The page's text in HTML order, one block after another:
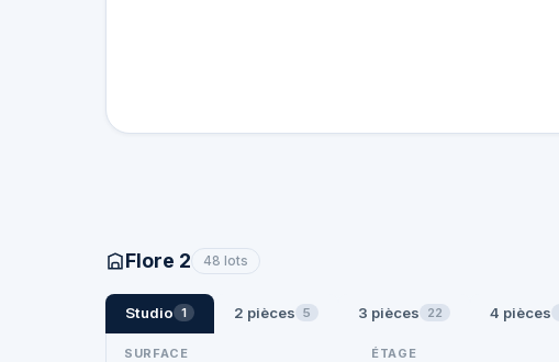
Flore 2 48 lots
Studio 1 2 pièces 5 3 pièces 22 4 pièces
SURFACE ÉTAGE